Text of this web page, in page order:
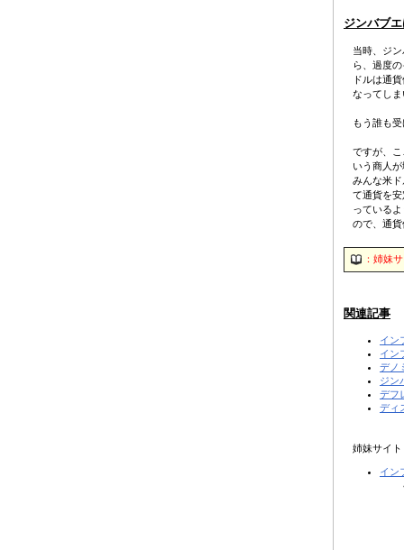
ジンバブ
当時、ジ
ら、過度
ドルは通
なってし
もう誰も
ですが、
いう商人
みんな米
て通貨を
っている
ので、通
：姉妹
関連記事
イン
イン
デノ
ジン
デフ
ディ
姉妹サイト
イン